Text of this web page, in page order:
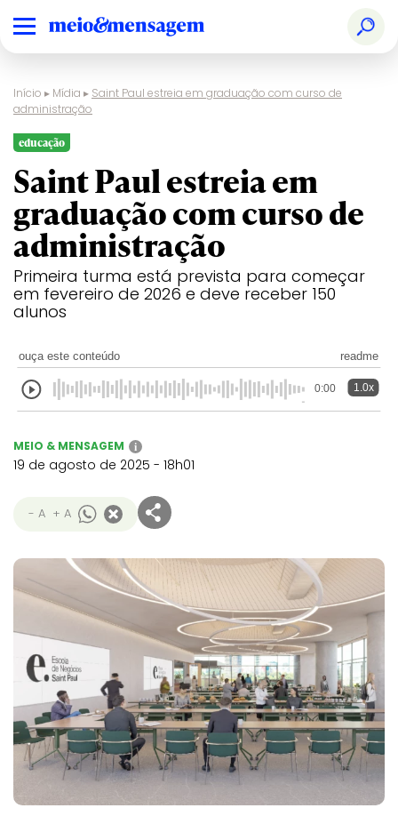
Início ▸ Mídia ▸ Saint Paul estreia em graduação com curso de
administração
educação
Saint Paul estreia em
graduação com curso de
administração
Primeira turma está prevista para começar
em fevereiro de 2026 e deve receber 150
alunos
ouça este conteúdo readme
0:00 1.0x
MEIO & MENSAGEM i
19 de agosto de 2025 - 18h01
- A + A